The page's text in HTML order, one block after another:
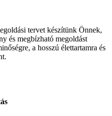
tervet készítünk Önnek,
és megbízható megoldást
a hosszú élettartamra és